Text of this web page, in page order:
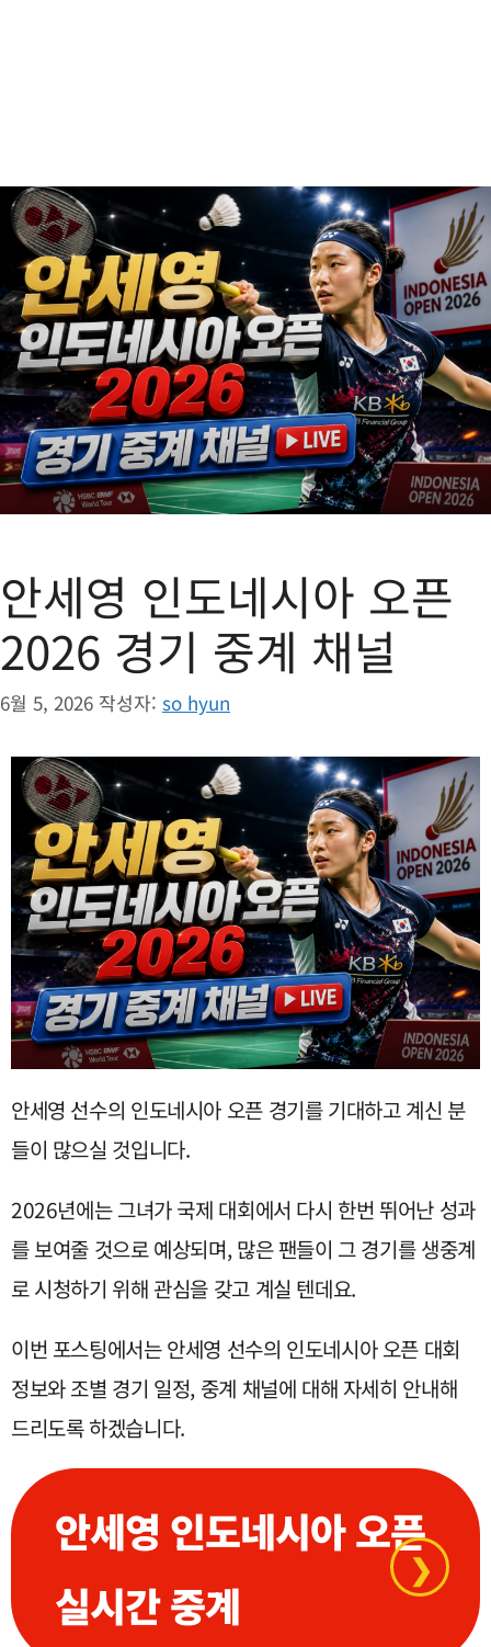
안세영 인도네시아 오픈
2026 경기 중계 채널
6월 5, 2026 작성자: so hyun
안세영 선수의 인도네시아 오픈 경기를 기대하고 계신 분
들이 많으실 것입니다.
2026년에는 그녀가 국제 대회에서 다시 한번 뛰어난 성과
를 보여줄 것으로 예상되며, 많은 팬들이 그 경기를 생중계
로 시청하기 위해 관심을 갖고 계실 텐데요.
이번 포스팅에서는 안세영 선수의 인도네시아 오픈 대회
정보와 조별 경기 일정, 중계 채널에 대해 자세히 안내해
드리도록 하겠습니다.
안세영 인도네시아 오픈
실시간 중계
❯